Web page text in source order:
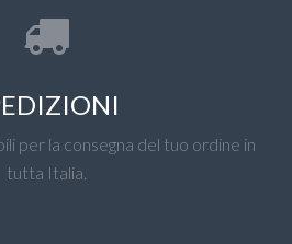
per la consegna del tuo ordine in
tutta Italia.